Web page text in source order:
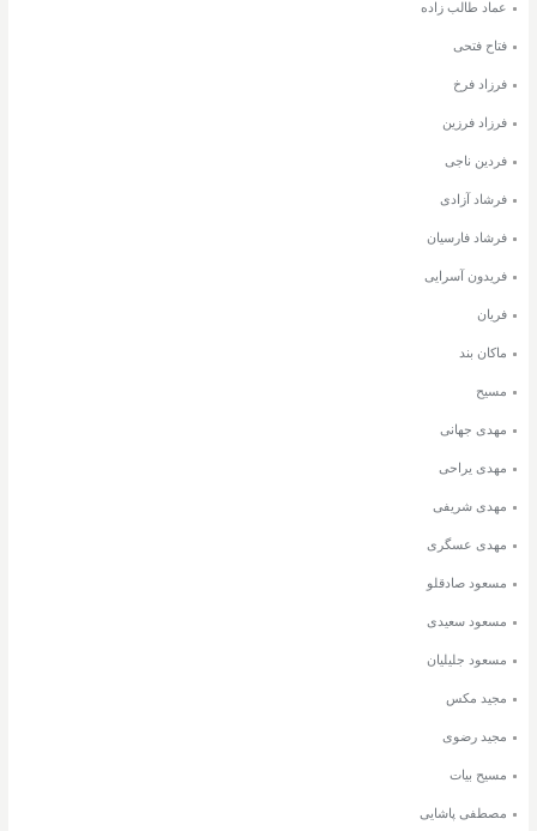
عماد طالب زاده
فتاح فتحی
فرزاد فرخ
فرزاد فرزین
فردین ناجی
فرشاد آزادی
فرشاد فارسیان
فریدون آسرایی
فریان
ماکان بند
مسیح
مهدی جهانی
مهدی یراحی
مهدی شریفی
مهدی عسگری
مسعود صادقلو
مسعود سعیدی
مسعود جلیلیان
مجید مکس
مجید رضوی
مسیح بیات
مصطفی پاشایی